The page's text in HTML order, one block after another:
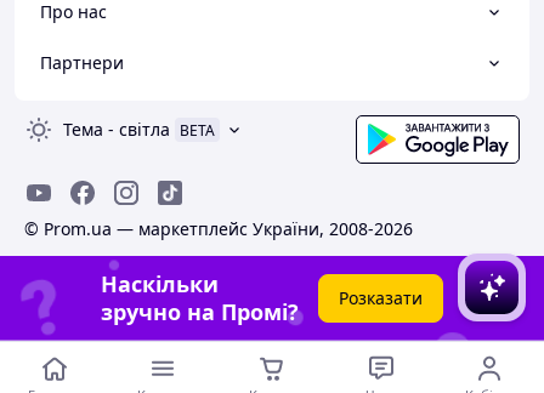
Про нас
Партнери
Тема - світла BETA
© Prom.ua — маркетплейс України, 2008-2026
Наскільки
зручно на Промі?
Розказати